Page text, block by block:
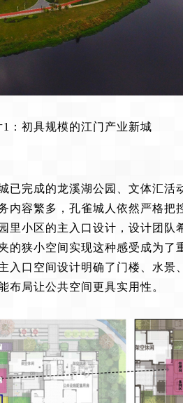
1：初具规模的江门产业新城
已完成的龙溪湖公园、文体汇活
内容繁多，孔雀城人依然严格把
里小区的主入口设计，设计团队
的狭小空间实现这种感受成为了
入口空间设计明确了门楼、水景
布局让公共空间更具实用性。